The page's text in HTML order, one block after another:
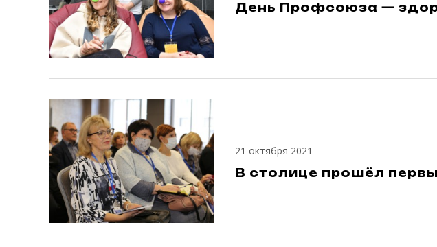
День Профсоюза —
21 октября 2021
В столице прошёл